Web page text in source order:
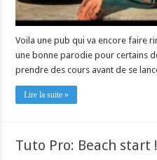
Voila une pub qui va encore faire
une bonne parodie pour certains
prendre des cours avant de se
Lire la suite »
Tuto Pro: Beach start !